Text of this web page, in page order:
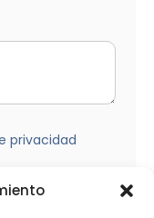
privacidad